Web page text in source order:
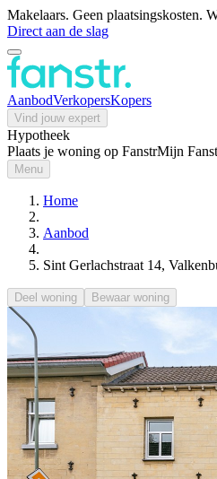
Makelaars. Geen plaatsingskosten.
Direct aan de slag
AanbodVerkopersKopers
Vind jouw expert
Hypotheek
Plaats je woning op FanstrMijn
Menu
Home
Aanbod
Sint Gerlachstraat 14,
Deel woning Bewaar woning